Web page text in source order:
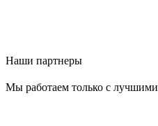
Наши партнеры
Мы работаем только с лучшими